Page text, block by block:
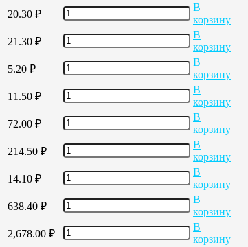
20.30 ₽
В
корзину
21.30 ₽
В
корзину
5.20 ₽
В
корзину
11.50 ₽
В
корзину
72.00 ₽
В
корзину
214.50 ₽
В
корзину
14.10 ₽
В
корзину
638.40 ₽
В
корзину
2,678.00 ₽
В
корзину